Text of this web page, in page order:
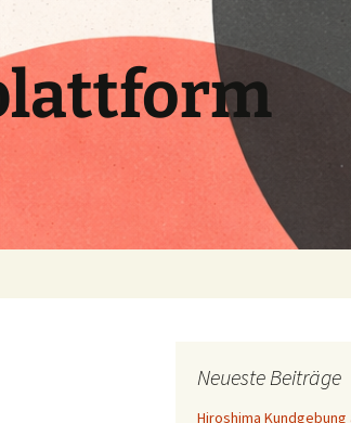
Neueste Beiträge
Hiroshima Kundgebung